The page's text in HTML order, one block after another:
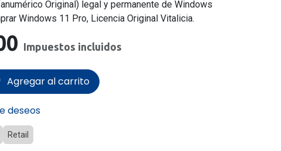
Original) legal y permanente de Windows
Windows 11 Pro, Licencia Original Vitalicia.
Impuestos incluidos
Agregar al carrito
deseos
Retail